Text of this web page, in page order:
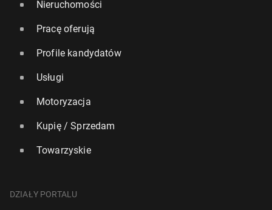
Nieruchomości
Pracę oferują
Profile kandydatów
Usługi
Motoryzacja
Kupię / Sprzedam
Towarzyskie
DZIAŁY PORTALU